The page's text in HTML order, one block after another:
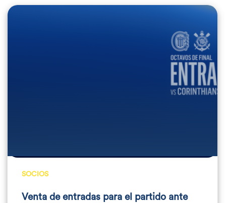
SOCIOS
Venta de entradas para el partido ante